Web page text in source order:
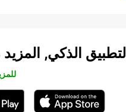
التطبيق الذكي,